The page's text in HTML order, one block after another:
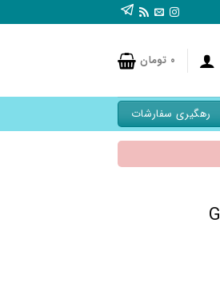
۰ تومان
رهگیری سفارشات